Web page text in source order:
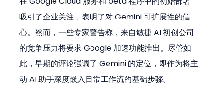
吸引了企业关注，表明了对 Gemini 可扩展性的信
心。然而，一些专家警告称，来自敏捷 AI 初创公司
的竞争压力将要求 Google 加速功能推出。尽管如
此，早期的评论强调了 Gemini 的定位，即作为将主
动 AI 助手深度嵌入日常工作流的基础步骤。